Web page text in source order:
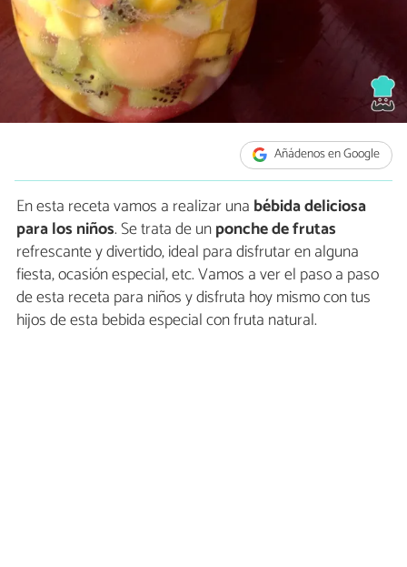
Añádenos en Google
En esta receta vamos a realizar una bébida deliciosa
para los niños. Se trata de unponche de frutas
refrescante y divertido, ideal para disfrutar en alguna
fiesta, ocasión especial, etc. Vamos a ver el paso a paso
de esta receta para niños y disfruta hoy mismo con tus
hijos de esta bebida especial con fruta natural.